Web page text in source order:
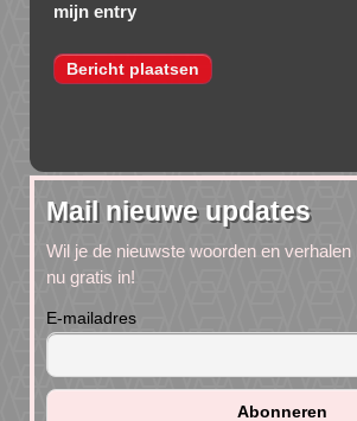
mijn entry
Mail nieuwe updates
Wil je de nieuwste woorden en
nu gratis in!
E-mailadres